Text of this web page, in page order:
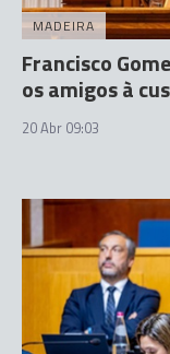
MADEIRA
Francisco
os amigos à
20 Abr 09:03